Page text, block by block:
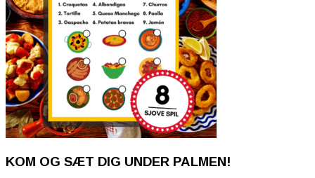
KOM OG SÆT DIG UNDER PALMEN!